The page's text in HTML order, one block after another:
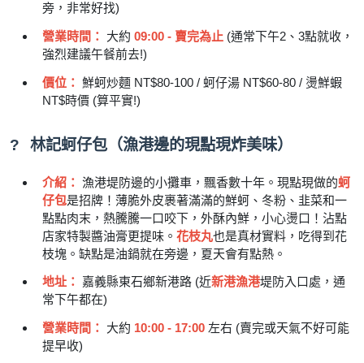
旁，非常好找)
營業時間： 大約 09:00 - 賣完為止 (通常下午2、3點就收，
強烈建議午餐前去!)
價位： 鮮蚵炒麵 NT$80-100 / 蚵仔湯 NT$60-80 / 燙鮮蝦
NT$時價 (算平實!)
? 林記蚵仔包（漁港邊的現點現炸美味）
介紹： 漁港堤防邊的小攤車，飄香數十年。現點現做的蚵
仔包是招牌！薄脆外皮裹著滿滿的鮮蚵、冬粉、韭菜和一
點點肉末，熱騰騰一口咬下，外酥內鮮，小心燙口！沾點
店家特製醬油膏更提味。 花枝丸也是真材實料，吃得到花
枝塊。缺點是油鍋就在旁邊，夏天會有點熱。
地址： 嘉義縣東石鄉新港路 (近新港漁港堤防入口處，通
常下午都在)
營業時間： 大約 10:00 - 17:00 左右 (賣完或天氣不好可能
提早收)